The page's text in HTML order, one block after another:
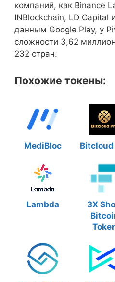
компаний, как Binance
INBlockchain, LD Capital
данным Google Play, у
сложности 3,62
232 стран.
Похожие токены:
MediBloc Bitcloud
Lambda
3X